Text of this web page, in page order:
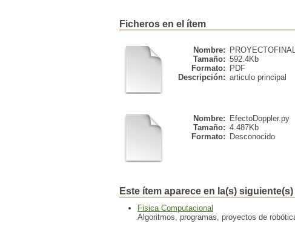
Ficheros en el ítem
Nombre:
Tamaño: 592.4Kb
Formato:
PDF
Descripción: articulo principal
Nombre:
EfectoDoppler.py
Tamaño: 4.487Kb
Formato:
Desconocido
Este ítem aparece en la(s)
Fisica Computacional
Algoritmos, programas, proyectos de